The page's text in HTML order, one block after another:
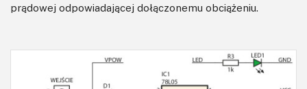
prądowej odpowiadającej dołączonemu obciążeniu.